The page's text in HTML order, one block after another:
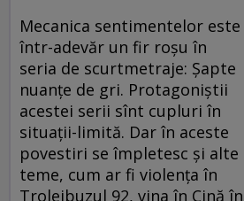
Mecanica sentimentelor este
într-adevăr un fir roşu în
seria de scurtmetraje: Şapte
nuanţe de gri. Protagoniştii
acestei serii sînt cupluri în
situaţii-limită. Dar în aceste
povestiri se împletesc şi alte
teme, cum ar fi violenţa în
Troleibuzul 92, vina în Cină în